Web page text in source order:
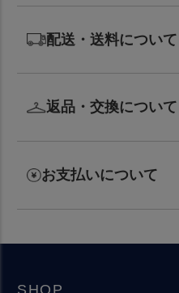
配送・送料について
返品・交換について
お支払いについて